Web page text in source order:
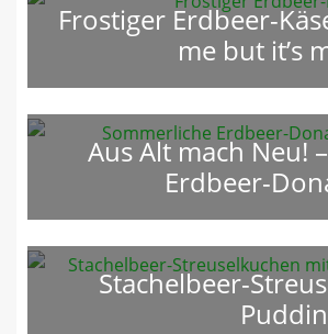
Frostiger Erdbeer-
me but it’s
Aus Alt mach Neu!
Erdbeer-
Stachelbeer-